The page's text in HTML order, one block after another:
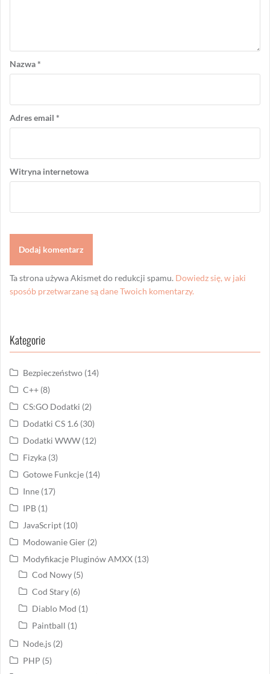
Nazwa*
Adres email *
Witryna internetowa
Ta strona używa Akismet do redukcji spamu. Dowiedz się, w jaki
sposób przetwarzane są dane Twoich komentarzy.
Kategorie
Bezpieczeństwo (14)
C++ (8)
CS:GO Dodatki (2)
Dodatki CS 1.6 (30)
Dodatki WWW (12)
Fizyka (3)
Gotowe Funkcje (14)
Inne (17)
IPB (1)
JavaScript (10)
Modowanie Gier (2)
Modyfikacje Pluginów AMXX (13)
Cod Nowy (5)
Cod Stary (6)
Diablo Mod (1)
Paintball (1)
Node.js (2)
PHP (5)